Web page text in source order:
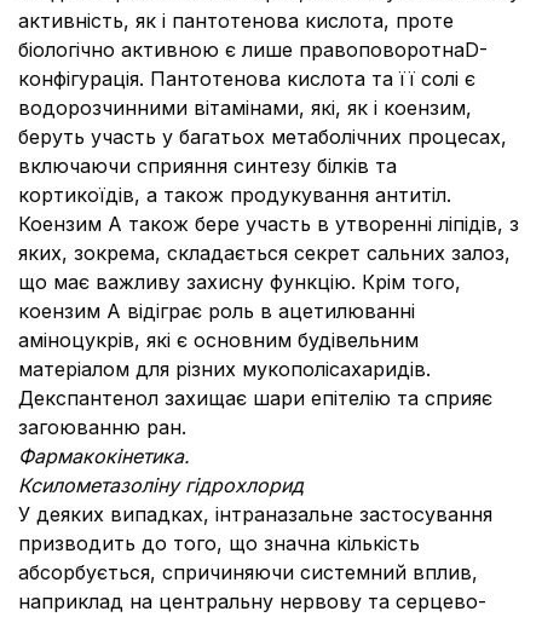
активність, як і пантотенова кислота, проте
біологічно активною є лише правоповоротнаD-
конфігурація. Пантотенова кислота та її солі є
водорозчинними вітамінами, які, як і коензим,
беруть участь у багатьох метаболічних процесах,
включаючи сприяння синтезу білків та
кортикоїдів, а також продукування антитіл.
Коензим А також бере участь в утворенні ліпідів, з
яких, зокрема, складається секрет сальних залоз,
що має важливу захисну функцію. Крім того,
коензим А відіграє роль в ацетилюванні
аміноцукрів, які є основним будівельним
матеріалом для різних мукополісахаридів.
Декспантенол захищає шари епітелію та сприяє
загоюванню ран.
Фармакокінетика.
Ксилометазоліну гідрохлорид
У деяких випадках, інтраназальне застосування
призводить до того, що значна кількість
абсорбується, спричиняючи системний вплив,
наприклад на центральну нервову та серцево-